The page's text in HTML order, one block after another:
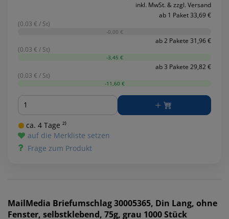
inkl. MwSt. & zzgl. Versand
ab 1 Paket 33,69 €
(0.03 € / St)
-0,00 €
ab 2 Pakete 31,96 €
(0.03 € / St)
-3,45 €
ab 3 Pakete 29,82 €
(0.03 € / St)
-11,60 €
Menge
ca. 4 Tage ²⁾
auf die Merkliste setzen
Frage zum Produkt
MailMedia Briefumschlag 30005365, Din Lang, ohne
Fenster, selbstklebend, 75g, grau 1000 Stück